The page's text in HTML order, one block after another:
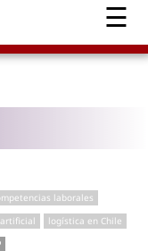
laborales
logística en Chile